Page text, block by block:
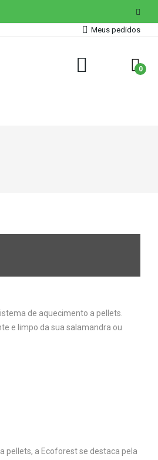
Meus pedidos
0
de aquecimento a pellets.
e limpo da sua salamandra ou
pellets, a Ecoforest se destaca pela